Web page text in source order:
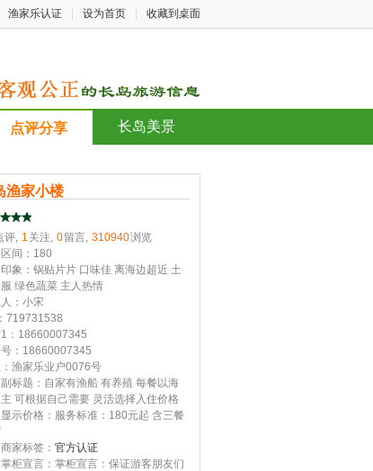
渔家乐认证 设为首页 收藏到桌面
点评分享 长岛美景
渔家小楼
评, 1 关注, 0留言, 310940浏览
间：180
象：锅贴片片 口味佳 离海边超近 土
绿色蔬菜 主人热情
：小宋
719731538
：18660007345
：18660007345
渔家乐业户0076号
标题：自家有渔船 有养殖 每餐以海
可根据自己需要 灵活选择入住价格
示价格：服务标准：180元起 含三餐
家标签： 官方认证
柜宣言：掌柜宣言：保证游客朋友们